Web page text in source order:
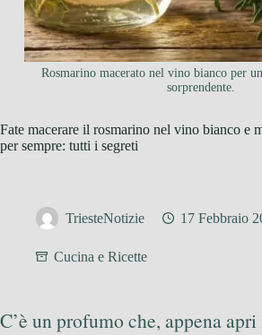
Rosmarino macerato nel vino bianco per
sorprendente.
Fate macerare il rosmarino nel vino bianco e
per sempre: tutti i segreti
TriesteNotizie 17 Febbraio
Cucina e Ricette
C’è un profumo che, appena